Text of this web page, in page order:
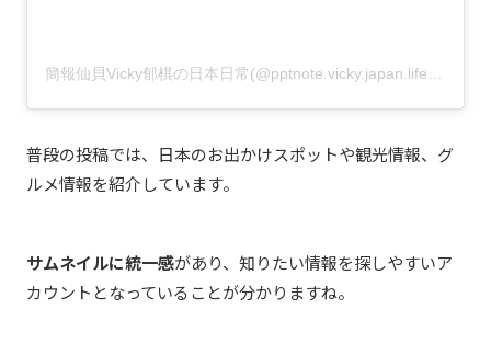
簡報仙貝Vicky郁棋の日本日常(@pptnote.vicky.japan.life)がシェアした投稿
普段の投稿では、日本のお出かけスポットや観光情報、グ
ルメ情報を紹介しています。
サムネイルに統一感があり、知りたい情報を探しやすいア
カウントとなっていることが分かりますね。